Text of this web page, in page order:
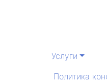
Услуги
Политика